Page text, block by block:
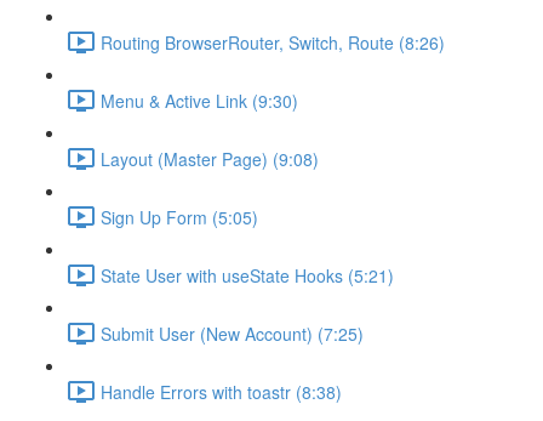
Routing BrowserRouter, Switch, Route (8:26)
Menu & Active Link (9:30)
Layout (Master Page) (9:08)
Sign Up Form (5:05)
State User with useState Hooks (5:21)
Submit User (New Account) (7:25)
Handle Errors with toastr (8:38)